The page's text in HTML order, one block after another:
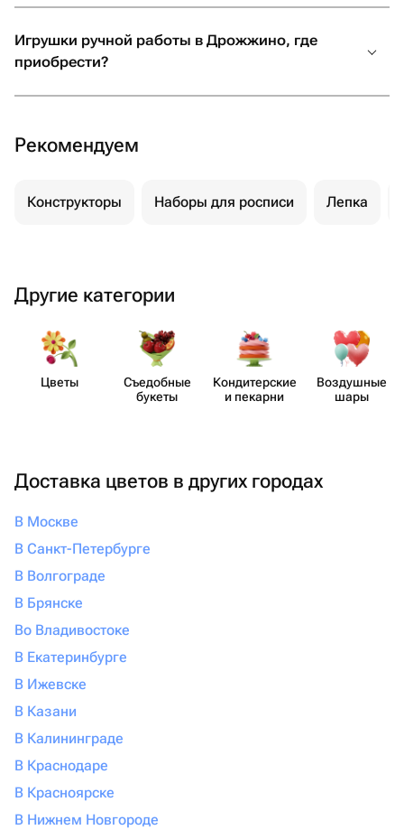
Игрушки ручной работы в Дрожжино, где
приобрести?
Рекомендуем
Конструкторы Наборы для росписи Лепка
Другие категории
Цветы
Съедобные
букеты
Кондит​ерские
и пекарни
Воздушные
шары
Доставка цветов в других городах
В Москве
В Санкт-Петербурге
В Волгограде
В Брянске
Во Владивостоке
В Екатеринбурге
В Ижевске
В Казани
В Калининграде
В Краснодаре
В Красноярске
В Нижнем Новгороде